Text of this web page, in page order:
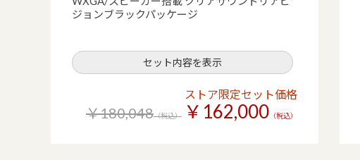
ジョンブラックパッケージ
セット内容を表示
ストア限定セット価格
￥180,048（税込） ￥162,000 （税込）